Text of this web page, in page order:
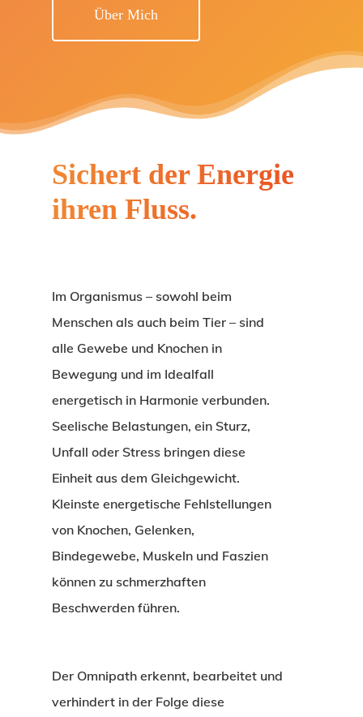
Über Mich
Sichert der Energie
ihren Fluss.
Im Organismus – sowohl beim
Menschen als auch beim Tier – sind
alle Gewebe und Knochen in
Bewegung und im Idealfall
energetisch in Harmonie verbunden.
Seelische Belastungen, ein Sturz,
Unfall oder Stress bringen diese
Einheit aus dem Gleichgewicht.
Kleinste energetische Fehlstellungen
von Knochen, Gelenken,
Bindegewebe, Muskeln und Faszien
können zu schmerzhaften
Beschwerden führen.
Der Omnipath erkennt, bearbeitet und
verhindert in der Folge diese